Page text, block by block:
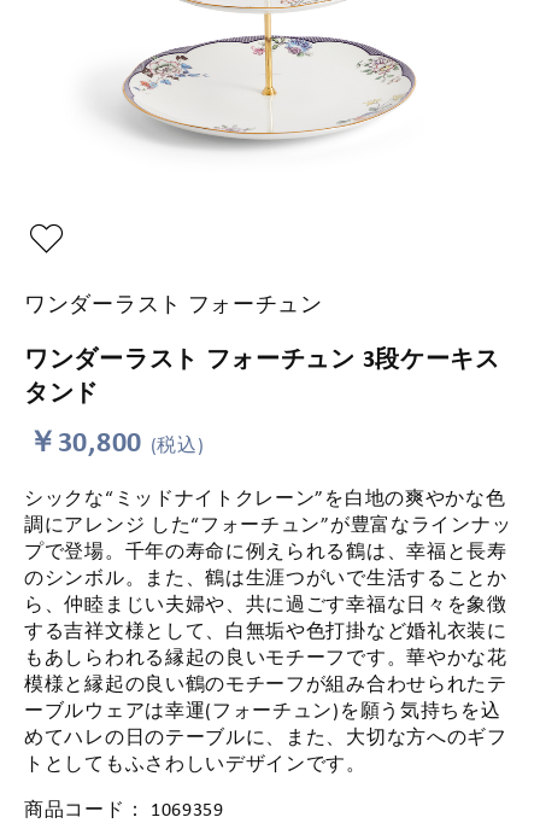
ワンダーラスト フォーチュン
ワンダーラスト フォーチュン 3段ケーキス
タンド
￥30,800 (税込)
シックな“ミッドナイトクレーン”を白地の爽やかな色
調にアレンジ した“フォーチュン”が豊富なラインナッ
プで登場。千年の寿命に例えられる鶴は、幸福と長寿
のシンボル。また、鶴は生涯つがいで生活することか
ら、仲睦まじい夫婦や、共に過ごす幸福な日々を象徴
する吉祥文様として、白無垢や色打掛など婚礼衣装に
もあしらわれる縁起の良いモチーフです。華やかな花
模様と縁起の良い鶴のモチーフが組み合わせられたテ
ーブルウェアは幸運(フォーチュン)を願う気持ちを込
めてハレの日のテーブルに、また、大切な方へのギフ
トとしてもふさわしいデザインです。
商品コード： 1069359